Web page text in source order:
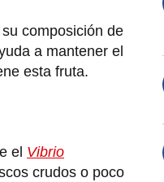
composición de
a mantener el
esta fruta.
el Vibrio
crudos o poco